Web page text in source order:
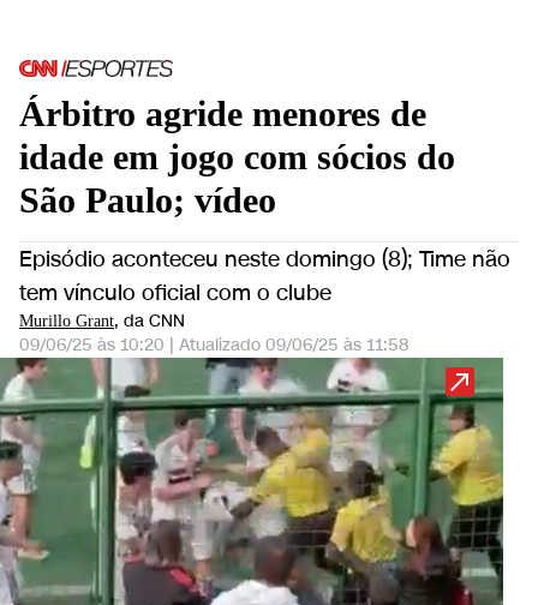
Árbitro agride menores de
idade em jogo com sócios do
São Paulo; vídeo
Episódio aconteceu neste domingo (8); Time não
tem vínculo oficial com o clube
Murillo Grant, da CNN
09/06/25 às 10:20 | Atualizado 09/06/25 às 11:58